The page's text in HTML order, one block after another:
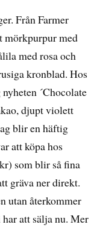
Från Farmer
mörkpurpur med
med rosa och
kronblad. Hos
´Chocolate
djupt violett
blir en häftig
att köpa hos
som blir så fina
gräva ner direkt.
utan återkommer
att sälja nu. Mer